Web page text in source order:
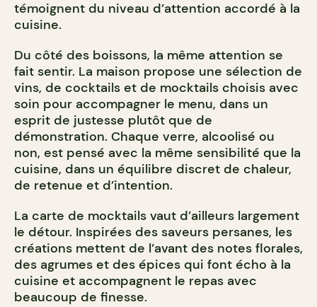
témoignent du niveau d’attention accordé à la
cuisine.
Du côté des boissons, la même attention se
fait sentir. La maison propose une sélection de
vins, de cocktails et de mocktails choisis avec
soin pour accompagner le menu, dans un
esprit de justesse plutôt que de
démonstration. Chaque verre, alcoolisé ou
non, est pensé avec la même sensibilité que la
cuisine, dans un équilibre discret de chaleur,
de retenue et d’intention.
La carte de mocktails vaut d’ailleurs largement
le détour. Inspirées des saveurs persanes, les
créations mettent de l’avant des notes florales,
des agrumes et des épices qui font écho à la
cuisine et accompagnent le repas avec
beaucoup de finesse.